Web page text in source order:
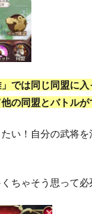
では同じ同盟に
の同盟とバトルが
い！自分の武将
ちゃそう思って必